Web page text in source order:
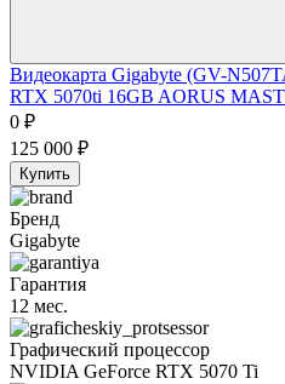
Видеокарта Gigabyte (GV-
RTX 5070ti 16GB AORUS
0 ₽
125 000 ₽
Купить
Бренд
Gigabyte
Гарантия
12 мес.
Графический процессор
NVIDIA GeForce RTX 5070 Ti